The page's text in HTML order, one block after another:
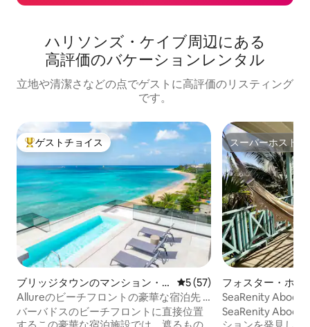
ハリソンズ・ケイブ⁠周⁠辺⁠に⁠あ⁠る
高⁠評⁠価⁠のバ⁠ケ⁠ー⁠シ⁠ョ⁠ン⁠レ⁠ン⁠タ⁠ル
立地や清潔さなどの点でゲストに高評価のリスティング
です。
大好評のゲストチョイスです。
ゲストチョイス
ブリッジタウンのマンション・
アパート
レビュー57件、5つ星中5つ
5 (57)
Allureのビーチフロントの豪華な宿泊先 |
素晴らしいオーシャンビュー
バーバドスのビーチフロントに直接位置
スーパーホスト
スーパーホスト
フォスター・ホー
ジ
SeaRenity Abode
SeaRenity Abode